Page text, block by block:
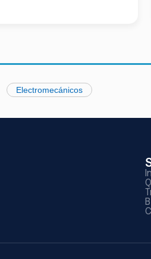
Electromecánicos